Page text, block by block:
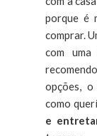
porque é
comprar.
com
opções, o
como
e